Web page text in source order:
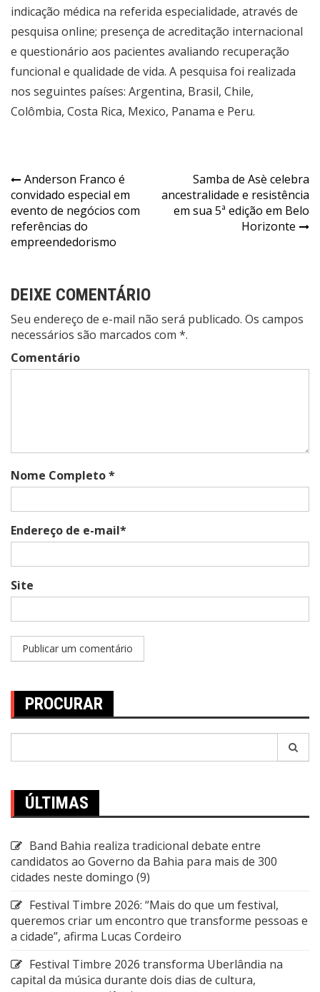
indicação médica na referida especialidade, através de
pesquisa online; presença de acreditação internacional
e questionário aos pacientes avaliando recuperação
funcional e qualidade de vida. A pesquisa foi realizada
nos seguintes países: Argentina, Brasil, Chile,
Colômbia, Costa Rica, Mexico, Panama e Peru.
Navegação
de
Post
Anderson Franco é
convidado especial em
evento de negócios com
referências do
empreendedorismo
Samba de Asè celebra
ancestralidade e resistência
em sua 5ª edição em Belo
Horizonte
DEIXE COMENTÁRIO
Seu endereço de e-mail não será publicado. Os campos
necessários são marcados com *.
Comentário
Nome Completo *
Endereço de e-mail*
Site
PROCURAR
ÚLTIMAS
Band Bahia realiza tradicional debate entre
candidatos ao Governo da Bahia para mais de 300
cidades neste domingo (9)
Festival Timbre 2026: “Mais do que um festival,
queremos criar um encontro que transforme pessoas e
a cidade”, afirma Lucas Cordeiro
Festival Timbre 2026 transforma Uberlândia na
capital da música durante dois dias de cultura,